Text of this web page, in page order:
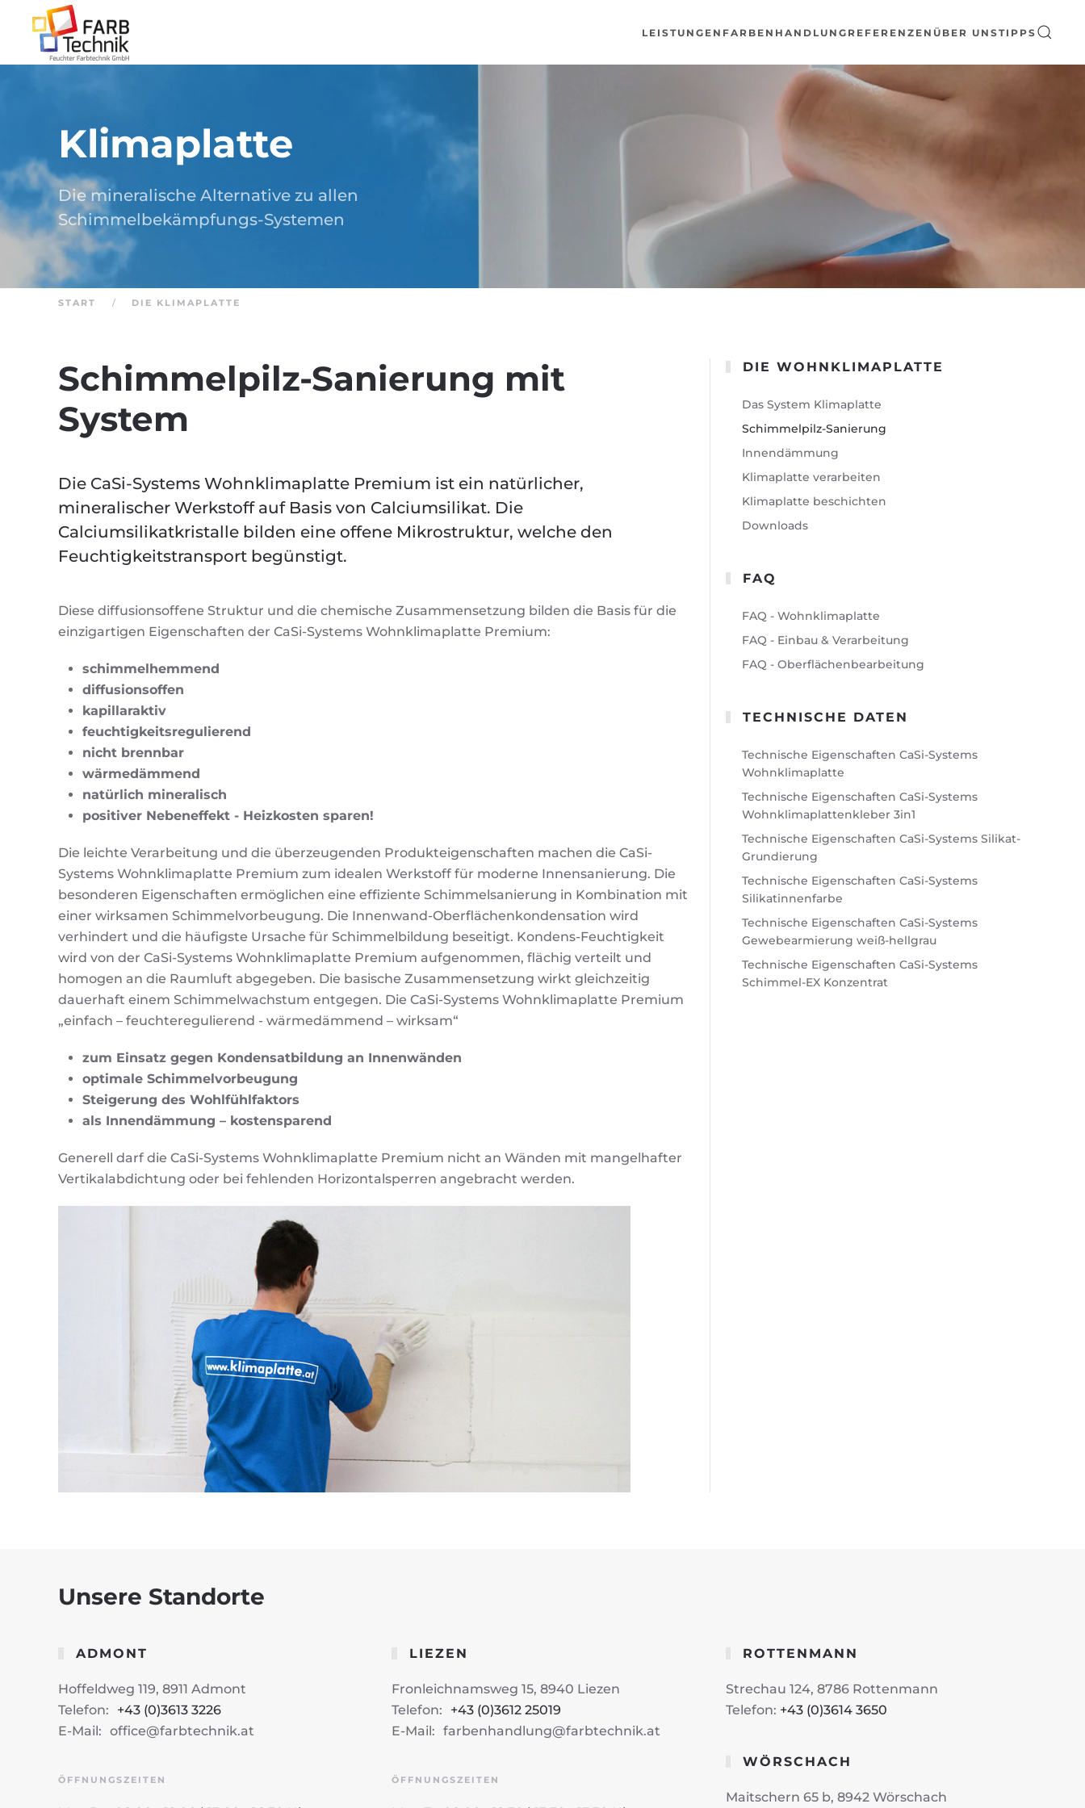
Zum Hauptinhalt springen LEISTUNGEN FARBENHANDLUNG REFERENZEN ÜBER UNSTIPPS
Klimaplatte
Die mineralische Alternative zu allen
Schimmelbekämpfungs-Systemen
START DIE KLIMAPLATTE
Schimmelpilz-Sanierung mit
System
Die CaSi-Systems Wohnklimaplatte Premium ist ein natürlicher,
mineralischer Werkstoff auf Basis von Calciumsilikat. Die
Calciumsilikatkristalle bilden eine offene Mikrostruktur, welche den
Feuchtigkeitstransport begünstigt.
Diese diffusionsoffene Struktur und die chemische Zusammensetzung bilden die Basis für die
einzigartigen Eigenschaften der CaSi-Systems Wohnklimaplatte Premium:
schimmelhemmend
diffusionsoffen
kapillaraktiv
feuchtigkeitsregulierend
nicht brennbar
wärmedämmend
natürlich mineralisch
positiver Nebeneffekt - Heizkosten sparen!
Die leichte Verarbeitung und die überzeugenden Produkteigenschaften machen die CaSi-
Systems Wohnklimaplatte Premium zum idealen Werkstoff für moderne Innensanierung. Die
besonderen Eigenschaften ermöglichen eine effiziente Schimmelsanierung in Kombination mit
einer wirksamen Schimmelvorbeugung. Die Innenwand-Oberflächenkondensation wird
verhindert und die häufigste Ursache für Schimmelbildung beseitigt. Kondens-Feuchtigkeit
wird von der CaSi-Systems Wohnklimaplatte Premium aufgenommen, flächig verteilt und
homogen an die Raumluft abgegeben. Die basische Zusammensetzung wirkt gleichzeitig
dauerhaft einem Schimmelwachstum entgegen. Die CaSi-Systems Wohnklimaplatte Premium
„einfach – feuchteregulierend - wärmedämmend – wirksam“
zum Einsatz gegen Kondensatbildung an Innenwänden
optimale Schimmelvorbeugung
Steigerung des Wohlfühlfaktors
als Innendämmung – kostensparend
Generell darf die CaSi-Systems Wohnklimaplatte Premium nicht an Wänden mit mangelhafter
Vertikalabdichtung oder bei fehlenden Horizontalsperren angebracht werden.
DIE WOHNKLIMAPLATTE
Das System Klimaplatte
Schimmelpilz-Sanierung
Innendämmung
Klimaplatte verarbeiten
Klimaplatte beschichten
Downloads
FAQ
FAQ - Wohnklimaplatte
FAQ - Einbau & Verarbeitung
FAQ - Oberflächenbearbeitung
TECHNISCHE DATEN
Technische Eigenschaften CaSi-Systems
Wohnklimaplatte
Technische Eigenschaften CaSi-Systems
Wohnklimaplattenkleber 3in1
Technische Eigenschaften CaSi-Systems Silikat-
Grundierung
Technische Eigenschaften CaSi-Systems
Silikatinnenfarbe
Technische Eigenschaften CaSi-Systems
Gewebearmierung weiß-hellgrau
Technische Eigenschaften CaSi-Systems
Schimmel-EX Konzentrat
Unsere Standorte
ADMONT
Hoffeldweg 119, 8911 Admont
Telefon:
+43 (0)3613 3226
E-Mail: office@farbtechnik.at
ÖFFNUNGSZEITEN
LIEZEN
Fronleichnamsweg 15, 8940 Liezen
Telefon:
+43 (0)3612 25019
E-Mail: farbenhandlung@farbtechnik.at
ÖFFNUNGSZEITEN
ROTTENMANN
Strechau 124, 8786 Rottenmann
Telefon: +43 (0)3614 3650
WÖRSCHACH
Maitschern 65 b, 8942 Wörschach